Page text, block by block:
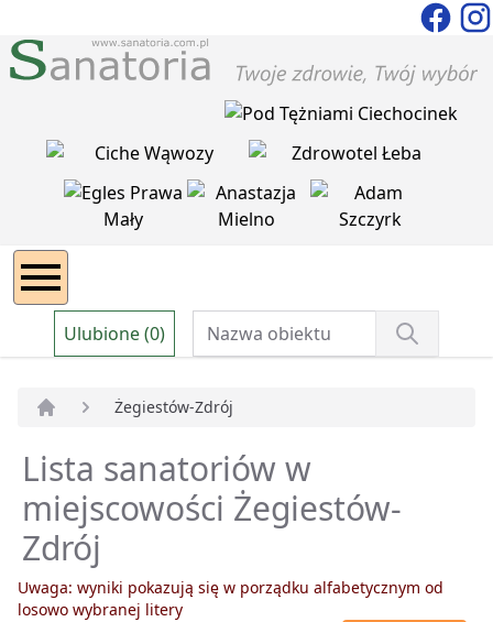
Ulubione (0)
Żegiestów-Zdrój
Lista sanatoriów w
miejscowości Żegiestów-
Zdrój
Uwaga: wyniki pokazują się w porządku alfabetycznym od
losowo wybranej litery